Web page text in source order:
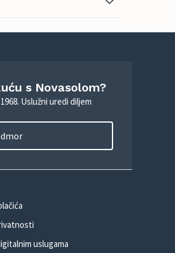
s Novasolom?
Uslužni uredi diljem
uslugama